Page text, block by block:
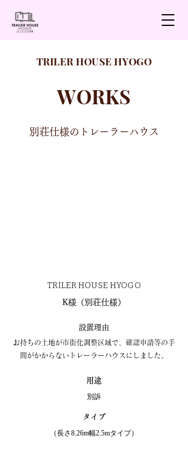
​TRILER HOUSE HYOGO
WORKS
別荘仕様のトレーラーハウス
​TRILER HOUSE HYOGO
K様 （別荘仕様）
​設置理由
お持ちの土地が市街化調整区域で、確認申請等の手
間がかからないトレーラーハウスにしました。
用途
​別訴
​タイプ
（長さ8.26m幅2.5mタイプ）